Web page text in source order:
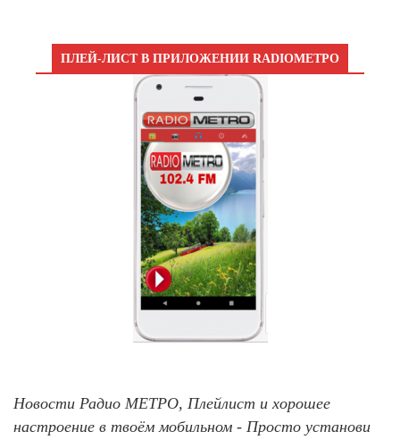
ПЛЕЙ-ЛИСТ В ПРИЛОЖЕНИИ RADIOМЕТРО
Новости Радио МЕТРО, Плейлист и хорошее
настроение в твоём мобильном - Просто установи